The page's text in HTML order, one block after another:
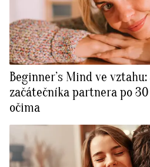
Beginner’s Mind ve
začátečníka partnera po
očima